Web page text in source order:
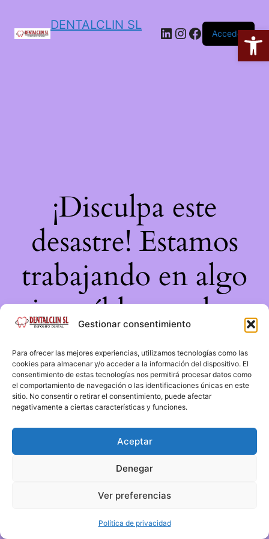
Gestionar consentimiento
Para ofrecer las mejores experiencias, utilizamos tecnologías como las
cookies para almacenar y/o acceder a la información del dispositivo. El
consentimiento de estas tecnologías nos permitirá procesar datos como
el comportamiento de navegación o las identificaciones únicas en este
sitio. No consentir o retirar el consentimiento, puede afectar
negativamente a ciertas características y funciones.
Aceptar
Denegar
Ver preferencias
Política de privacidad
DENTALCLIN SL
Acceder
¡Disculpa este
desastre! Estamos
trabajando en algo
increíble, ¡vuelve
pronto!